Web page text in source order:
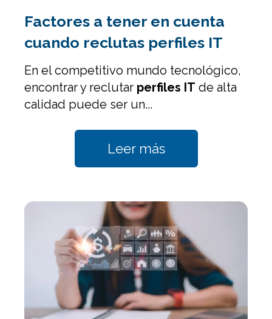
Factores a tener en cuenta
cuando reclutas perfiles IT
En el competitivo mundo tecnológico,
encontrar y reclutar perfiles IT de alta
calidad puede ser un...
Leer más